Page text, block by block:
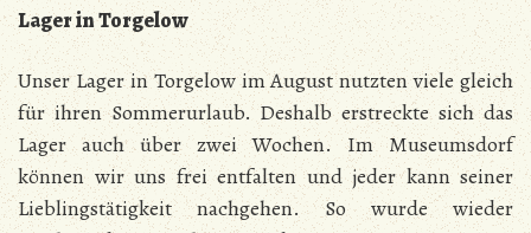
Lager in Torgelow
Unser Lager in Torgelow im August nutzten viele gleich
für ihren Sommerurlaub. Deshalb erstreckte sich das
Lager auch über zwei Wochen. Im Museumsdorf
können wir uns frei entfalten und jeder kann seiner
Lieblingstätigkeit nachgehen. So wurde wieder